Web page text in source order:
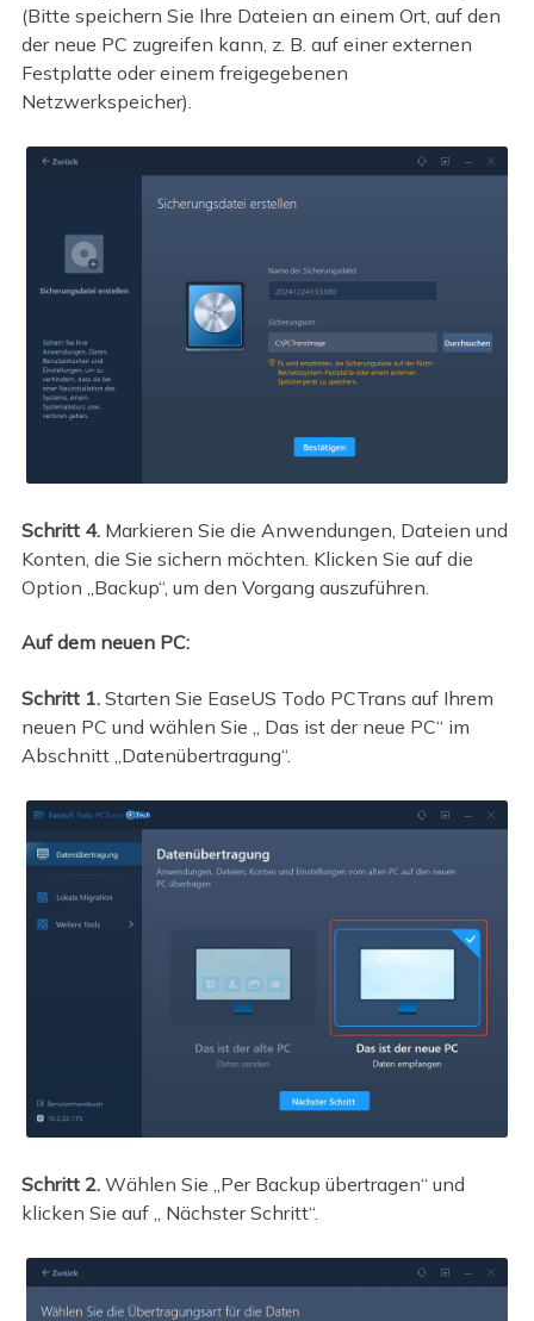
(Bitte speichern Sie Ihre Dateien an einem Ort, auf den
der neue PC zugreifen kann, z. B. auf einer externen
Festplatte oder einem freigegebenen
Netzwerkspeicher).
Schritt 4. Markieren Sie die Anwendungen, Dateien und
Konten, die Sie sichern möchten. Klicken Sie auf die
Option „Backup“, um den Vorgang auszuführen.
Auf dem neuen PC:
Schritt 1. Starten Sie EaseUS Todo PCTrans auf Ihrem
neuen PC und wählen Sie „ Das ist der neue PC“ im
Abschnitt „Datenübertragung“.
Schritt 2. Wählen Sie „Per Backup übertragen“ und
klicken Sie auf „ Nächster Schritt“.